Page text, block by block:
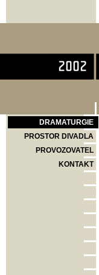
DRAMATURGIE
PROSTOR DIVADLA
PROVOZOVATEL
KONTAKT